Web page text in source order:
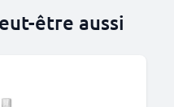
être aussi